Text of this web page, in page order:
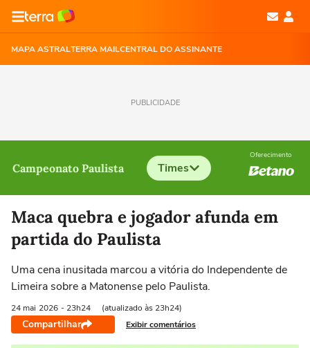
MAPA ASTRALTERRA MAILCENTRAL DO ASSINANTE
PUBLICIDADE
Campeonato Paulista Times
Oferecimento
Selecione o time para ver as notícias
Maca quebra e jogador afunda em
partida do Paulista
Uma cena inusitada marcou a vitória do Independente de
Limeira sobre a Matonense pelo Paulista.
24 mai 2026 - 23h24 (atualizado às 23h24)
Compartilhar Exibir comentários